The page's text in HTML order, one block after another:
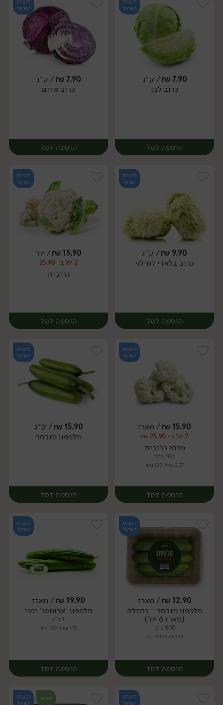
יח׳ ק״ג יח׳
תוצרת
ישראל
7.90
₪/ ק״ג
כרוב לבן
הוספה לסל
יח׳
תוצרת
ישראל
7.90
₪/ ק״ג
כרוב אדום
הוספה לסל
יח׳
תוצרת
ישראל
9.90
₪/ ק״ג
כרוב בלאדי למילוי
הוספה לסל
יח׳
תוצרת
ישראל
15.90
₪/ יח׳
2 יח' ב- 25.90
כרובית
הוספה לסל
יח׳
תוצרת
ישראל
15.90
₪/ מארז
2 יח' ב- 25.90 ₪
פרחי כרובית
700 גרם
2.27 ₪ ל-100 גרם
הוספה לסל
מארז
תוצרת
ישראל
15.90
₪/ ק״ג
מלפפון מובחר
הוספה לסל
יח׳ ק״ג
תוצרת
ישראל
12.90
₪/ מארז
מלפפון מובחר - כרמלה
(מארז 6 יח')
800 גרם
1.61 ₪ ל-100 גרם
הוספה לסל
תוצרת
ישראל
19.90
₪/ מארז
מלפפון 'ארומטו' יפני
1 ק"ג
1.99 ₪ ל-100 גרם
הוספה לסל
תוצרת
ישראל
אורגני
תוצרת
ישראל